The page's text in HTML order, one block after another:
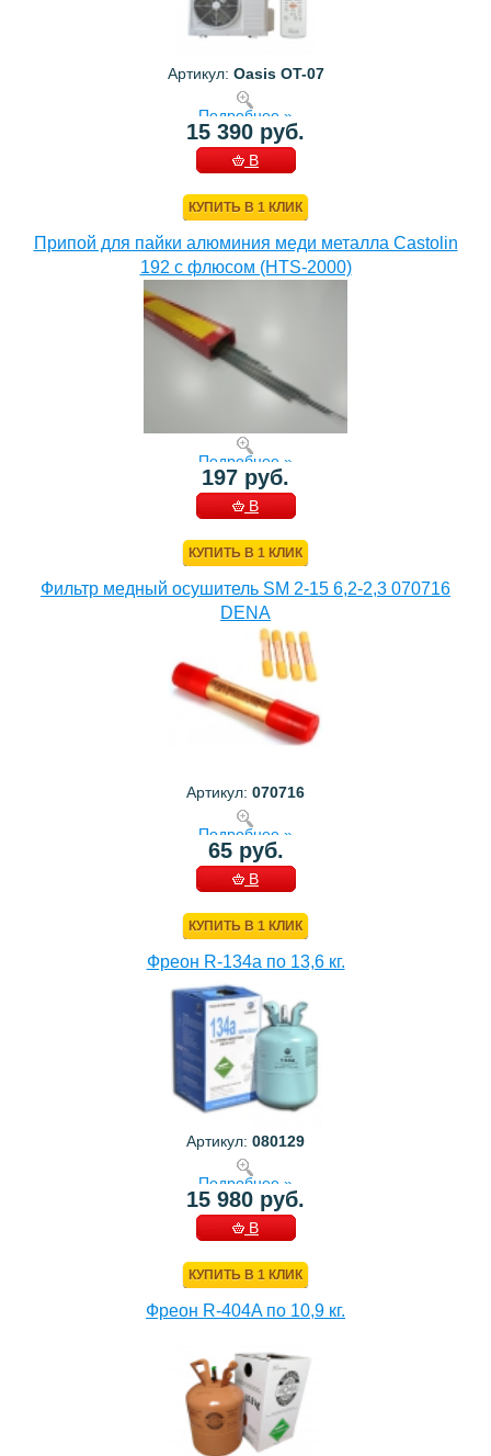
Артикул: Oasis OT-07
Подробнее »
15 390 руб.
В
КУПИТЬ В 1 КЛИК
Припой для пайки алюминия меди металла Castolin
192 с флюсом (HTS-2000)
Подробнее »
197 руб.
В
КУПИТЬ В 1 КЛИК
Фильтр медный осушитель SM 2-15 6,2-2,3 070716
DENA
Артикул: 070716
Подробнее »
65 руб.
В
КУПИТЬ В 1 КЛИК
Фреон R-134a по 13,6 кг.
Артикул: 080129
Подробнее »
15 980 руб.
В
КУПИТЬ В 1 КЛИК
Фреон R-404A по 10,9 кг.